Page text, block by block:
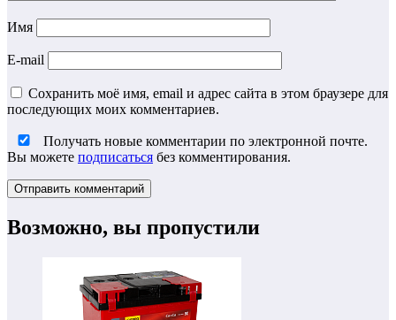
Имя
E-mail
Сохранить моё имя, email и адрес сайта в этом браузере для
последующих моих комментариев.
Получать новые комментарии по электронной почте.
Вы можете подписаться без комментирования.
Возможно, вы пропустили